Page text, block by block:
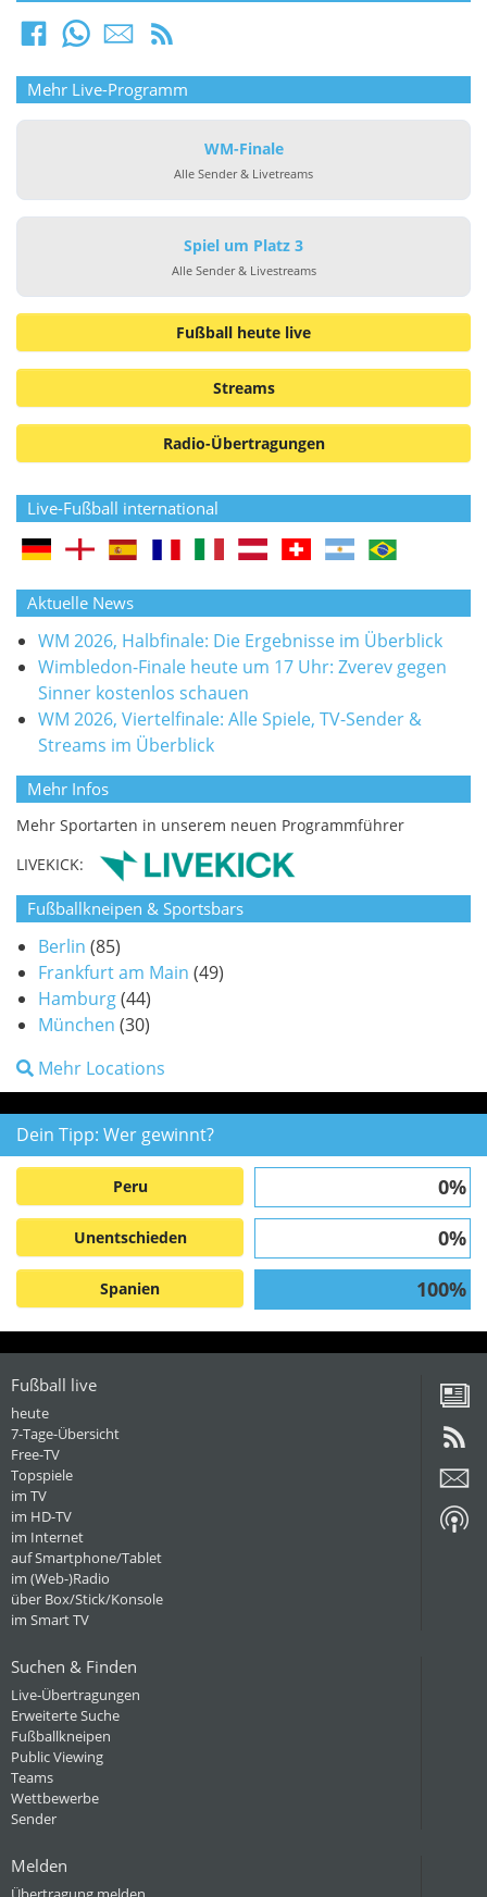
Mehr Live-Programm
WM-Finale
Alle Sender & Livetreams
Spiel um Platz 3
Alle Sender & Livestreams
Fußball heute live
Streams
Radio-Übertragungen
Live-Fußball international
Aktuelle News
WM 2026, Halbfinale: Die Ergebnisse im Überblick
Wimbledon-Finale heute um 17 Uhr: Zverev gegen
Sinner kostenlos schauen
WM 2026, Viertelfinale: Alle Spiele, TV-Sender &
Streams im Überblick
Mehr Infos
Mehr Sportarten in unserem neuen Programmführer
LIVEKICK:
Fußballkneipen & Sportsbars
Berlin (85)
Frankfurt am Main (49)
Hamburg(44)
München (30)
Mehr Locations
Dein Tipp: Wer gewinnt?
Peru 0%
Unentschieden 0%
Spanien 100%
Fußball live
heute
7-Tage-Übersicht
Free-TV
Topspiele
im TV
im HD-TV
im Internet
auf Smartphone/Tablet
im (Web-)Radio
über Box/Stick/Konsole
im Smart TV
Suchen & Finden
Live-Übertragungen
Erweiterte Suche
Fußballkneipen
Public Viewing
Teams
Wettbewerbe
Sender
Melden